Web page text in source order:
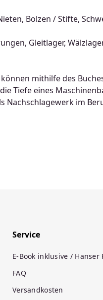
Bolzen / Stifte,
Gleitlager,
mithilfe des
Tiefe eines
Nachschlagewerk im
Service
E-Book inklusive / Hanser
FAQ
Versandkosten